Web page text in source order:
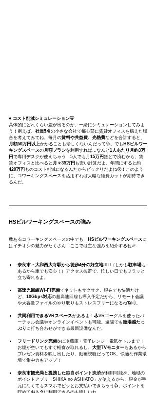
● コスト削減シミュレーション💡
具体的にどれくらい差が出るのか、一緒にシミュレーションしてみよ
う！例えば、 社員5名の小さな会社で都心部に賃貸オフィスを構えた場
合を考えてみてね。毎月の賃料や共益費、光熱費などを合計すると、
月額50万円以上かかることも珍しくないんだって💦。でも HSビルワー
キングスペースの月額プランを利用すれば…なんと 1人あたり月約3万
円で専用デスクが使えちゃう！5人でも月 15万円ほどで済むから、賃
貸オフィスと比べると 月々35万円 も安い計算だよ。年間にすると約
420万円 ものコスト削減になるんだからビックリだよね😲！このよう
に、コワーキングスペースを活用すれば大幅な経費カットが期待でき
るんだ。
HSビルワーキングスペースの強み
数あるコワーキングスペースの中でも、 HSビルワーキングスペースに
はイチオシの魅力がたくさん！ここでは主な強みを紹介するね🎉:
奈良市・大和西大寺駅から徒歩4分の好立地🚶‍♂️✨（しかも駐車場も
あるから車でも安心！）アクセス抜群で、忙しい日でもフラッと
立ち寄れるよ。
高速光回線Wi-Fi完備でネットもサクサク。現在でも快適だけ
ど、 10Gbps対応の超高速回線も導入予定だから、リモート会議
や大容量ファイルのやり取りもストレスフリーになるね📶💨。
共同利用できるVRスペースがあるよ！🕹️VRゴーグルを使ったバ
ーチャル会議やオンラインイベントも可能。遠隔でも 臨場感たっ
ぷり に打ち合わせができる最新設備なんだ。
フリードリンク完備☕に冷蔵庫・電子レンジ・電気ケトルまで！
お腹が空いてもすぐ軽食が取れるし、 大型TVモニターもあるから
プレゼン資料を映し出したり、動画視聴だってOK。快適な作業環
境で集中力もアップ！
奈良市観光局と提携した独自ポイント決済が利用可能🎉。地域の
ポイントアプリ「SHIKA no ASHIATO」が使えるから、現金が手
元になくてもスマホでピッとお支払いできちゃう👍。ポイントを